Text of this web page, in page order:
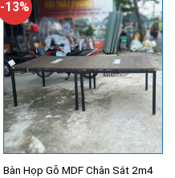
-13%
Bàn Họp Gỗ MDF Chân Sắt 2m4